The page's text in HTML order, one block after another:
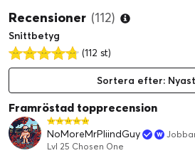
Recensioner (112)
Snittbetyg
(112 st)
Sortera efter:
Framröstad topprecension
NoMoreMrPliindGuy
Lvl 25 Chosen One